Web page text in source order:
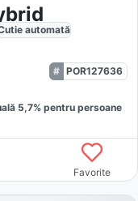
automată
POR127636
5,7% pentru persoane
Favorite